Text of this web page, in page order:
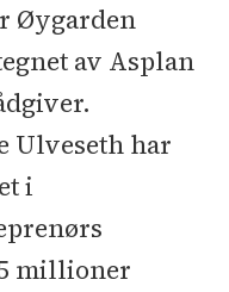
kommune
Øygarden
av Asplan
Ulveseth har
i
millioner